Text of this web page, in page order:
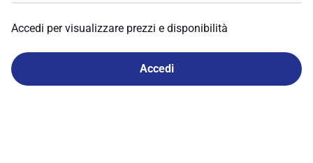
Accedi per visualizzare prezzi e disponibilità
Accedi